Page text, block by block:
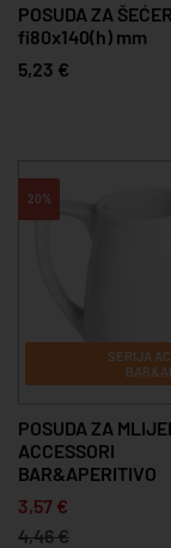
POSUDA ZA ŠEĆER
fi80x140(h) mm
5,23 €
20%
SERIJA
POSUDA ZA
ACCESSORI
BAR&APERITIVO
3,57 €
4,46 €